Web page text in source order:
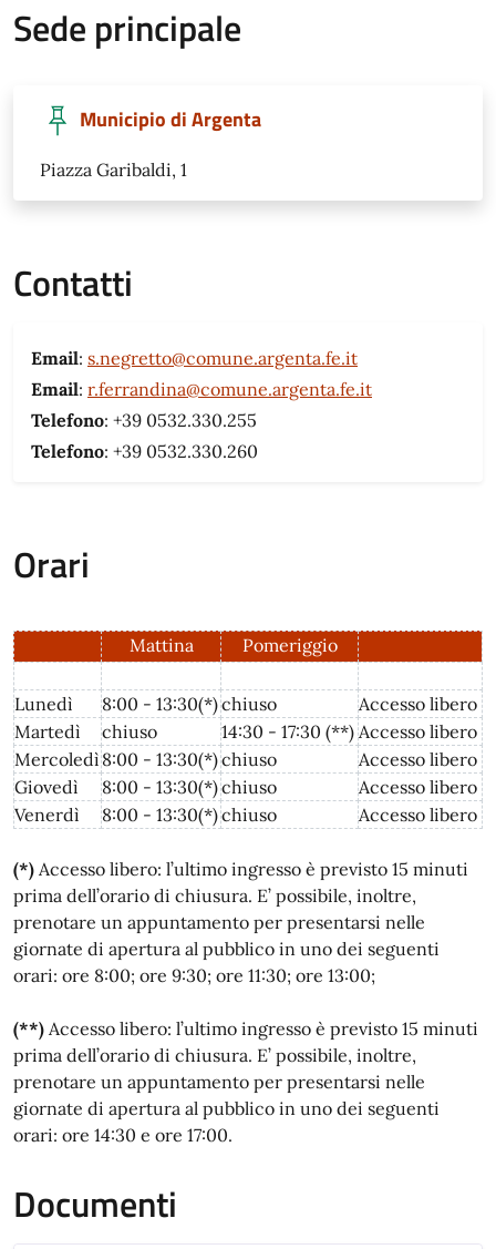
Sede principale
Municipio di Argenta
Piazza Garibaldi, 1
Contatti
Email: s.negretto@comune.argenta.fe.it
Email: r.ferrandina@comune.argenta.fe.it
Telefono: +39 0532.330.255
Telefono: +39 0532.330.260
Orari
Mattina Pomeriggio
Lunedì 8:00 - 13:30(*)chiuso
Accesso libero
Martedì
chiuso 14:30 - 17:30 (**) Accesso libero
Mercoledì 8:00 - 13:30(*)chiuso
Accesso libero
Giovedì
8:00 - 13:30(*)chiuso
Accesso libero
Venerdì
8:00 - 13:30(*)chiuso Accesso libero
(*) Accesso libero: l’ultimo ingresso è previsto 15 minuti
prima dell’orario di chiusura. E’ possibile, inoltre,
prenotare un appuntamento per presentarsi nelle
giornate di apertura al pubblico in uno dei seguenti
orari: ore 8:00; ore 9:30; ore 11:30; ore 13:00;
(**) Accesso libero: l’ultimo ingresso è previsto 15 minuti
prima dell’orario di chiusura. E’ possibile, inoltre,
prenotare un appuntamento per presentarsi nelle
giornate di apertura al pubblico in uno dei seguenti
orari: ore 14:30 e ore 17:00.
Documenti